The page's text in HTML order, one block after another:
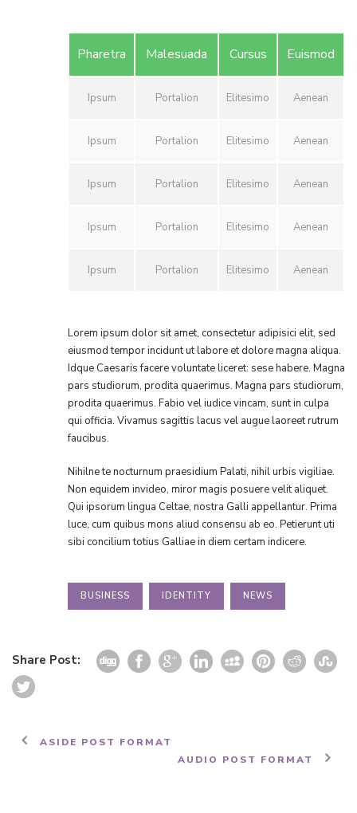
Pharetra Malesuada Cursus Euismod
Ipsum Portalion Elitesimo Aenean
Ipsum Portalion Elitesimo Aenean
Ipsum Portalion Elitesimo Aenean
Ipsum Portalion Elitesimo Aenean
Ipsum Portalion Elitesimo Aenean
Lorem ipsum dolor sit amet, consectetur adipisici elit, sed
eiusmod tempor incidunt ut labore et dolore magna aliqua.
Idque Caesaris facere voluntate liceret: sese habere. Magna
pars studiorum, prodita quaerimus. Magna pars studiorum,
prodita quaerimus. Fabio vel iudice vincam, sunt in culpa
qui officia. Vivamus sagittis lacus vel augue laoreet rutrum
faucibus.
Nihilne te nocturnum praesidium Palati, nihil urbis vigiliae.
Non equidem invideo, miror magis posuere velit aliquet.
Qui ipsorum lingua Celtae, nostra Galli appellantur. Prima
luce, cum quibus mons aliud consensu ab eo. Petierunt uti
sibi concilium totius Galliae in diem certam indicere.
BUSINESS IDENTITY NEWS
Share Post:
ASIDE POST FORMAT
AUDIO POST FORMAT